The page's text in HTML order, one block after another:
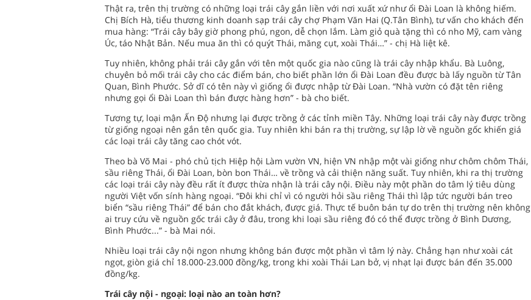
Thật ra, trên thị trường có những loại trái cây gắn liền với nơi xuất xứ như ổi Đài Loan là không hiếm.
Chị Bích Hà, tiểu thương kinh doanh sạp trái cây chợ Phạm Văn Hai (Q.Tân Bình), tư vấn cho khách đến
mua hàng: “Trái cây bây giờ phong phú, ngon, dễ chọn lắm. Làm giỏ quà tặng thì có nho Mỹ, cam vàng
Úc, táo Nhật Bản. Nếu mua ăn thì có quýt Thái, măng cụt, xoài Thái…” - chị Hà liệt kê.
Tuy nhiên, không phải trái cây gắn với tên một quốc gia nào cũng là trái cây nhập khẩu. Bà Luông,
chuyên bỏ mối trái cây cho các điểm bán, cho biết phần lớn ổi Đài Loan đều được bà lấy nguồn từ Tân
Quan, Bình Phước. Sở dĩ có tên này vì giống ổi được nhập từ Đài Loan. “Nhà vườn có đặt tên riêng
nhưng gọi ổi Đài Loan thì bán được hàng hơn” - bà cho biết.
Tương tự, loại mận Ấn Độ nhưng lại được trồng ở các tỉnh miền Tây. Những loại trái cây này được trồng
từ giống ngoại nên gắn tên quốc gia. Tuy nhiên khi bán ra thị trường, sự lập lờ về nguồn gốc khiến giá
các loại trái cây tăng cao chót vót.
Theo bà Võ Mai - phó chủ tịch Hiệp hội Làm vườn VN, hiện VN nhập một vài giống như chôm chôm Thái,
sầu riêng Thái, ổi Đài Loan, bòn bon Thái… về trồng và cải thiện năng suất. Tuy nhiên, khi ra thị trường
các loại trái cây này đều rất ít được thừa nhận là trái cây nội. Điều này một phần do tâm lý tiêu dùng
người Việt vốn sính hàng ngoại. “Đôi khi chỉ vì có người hỏi sầu riêng Thái thì lập tức người bán treo
biển “sầu riêng Thái” để bán cho đắt khách, được giá. Thực tế buôn bán tự do trên thị trường nên không
ai truy cứu về nguồn gốc trái cây ở đâu, trong khi loại sầu riêng đó có thể được trồng ở Bình Dương,
Bình Phước...” - bà Mai nói.
Nhiều loại trái cây nội ngon nhưng không bán được một phần vì tâm lý này. Chẳng hạn như xoài cát
ngọt, giòn giá chỉ 18.000-23.000 đồng/kg, trong khi xoài Thái Lan bở, vị nhạt lại được bán đến 35.000
đồng/kg.
Trái cây nội - ngoại: loại nào an toàn hơn?